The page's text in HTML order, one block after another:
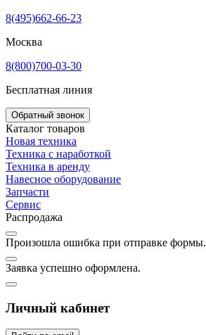
8(495)662-66-23
Москва
8(800)700-03-30
Бесплатная линия
Обратный звонок
Каталог товаров
Новая техника
Техника с наработкой
Техника в аренду
Навесное оборудование
Запчасти
Сервис
Распродажа
Произошла ошибка при отправке формы.
Заявка успешно оформлена.
Личный кабинет